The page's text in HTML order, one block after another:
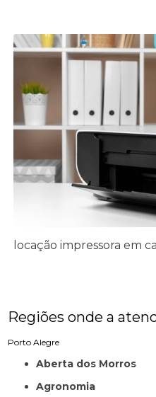
locação impressora em
Regiões onde a
Porto Alegre
Aberta dos Morros
Agronomia